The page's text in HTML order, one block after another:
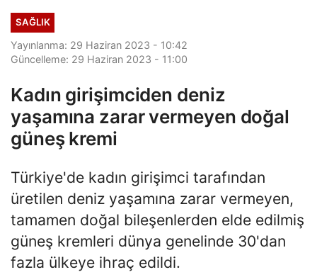
SAĞLIK
Yayınlanma: 29 Haziran 2023 - 10:42
Güncelleme: 29 Haziran 2023 - 11:00
Kadın girişimciden deniz
yaşamına zarar vermeyen doğal
güneş kremi
Türkiye'de kadın girişimci tarafından
üretilen deniz yaşamına zarar vermeyen,
tamamen doğal bileşenlerden elde edilmiş
güneş kremleri dünya genelinde 30'dan
fazla ülkeye ihraç edildi.